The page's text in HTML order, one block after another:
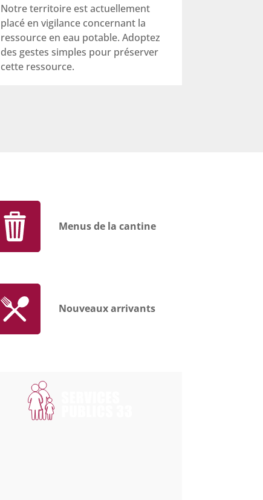
Notre territoire est actuellement
placé en vigilance concernant la
ressource en eau potable. Adoptez
des gestes simples pour préserver
cette ressource.
Menus de la cantine
Nouveaux arrivants